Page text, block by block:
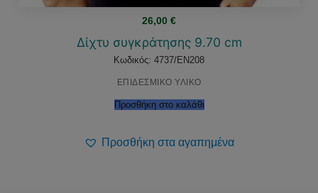
26,00 €
Δίχτυ συγκράτησης 9.70 cm
Κωδικός: 4737/EN208
ΕΠΙΔΕΣΜΙΚΟ ΥΛΙΚΟ
Προσθήκη στο καλάθι
Προσθήκη στα αγαπημένα